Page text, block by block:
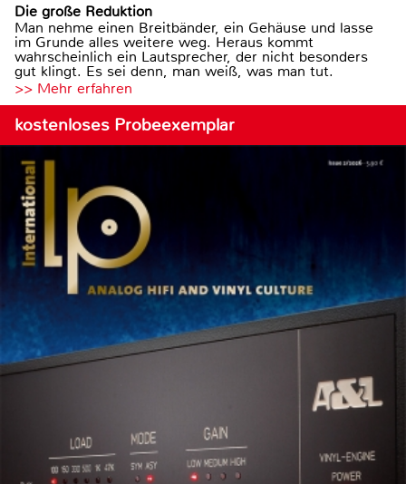
Die große Reduktion
Man nehme einen Breitbänder, ein Gehäuse und lasse
im Grunde alles weitere weg. Heraus kommt
wahrscheinlich ein Lautsprecher, der nicht besonders
gut klingt. Es sei denn, man weiß, was man tut.
>> Mehr erfahren
kostenloses Probeexemplar